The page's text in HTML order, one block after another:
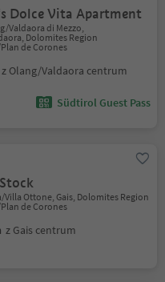
Dolce Vita Apartment
Valdaora di Mezzo,
Dolomites Region
de Corones
z Olang/Valdaora centrum
Südtirol Guest Pass
Ottone, Gais, Dolomites Region
de Corones
z Gais centrum